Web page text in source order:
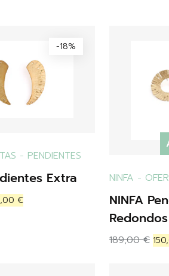
-18%
- PENDIENTES
Extra
€
NINFA -
NINFA
Redondos
189,00€